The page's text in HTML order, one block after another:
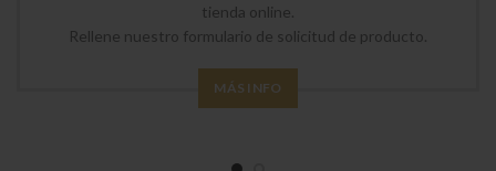
tienda online.
Rellene nuestro formulario de solicitud de producto.
MÁS INFO